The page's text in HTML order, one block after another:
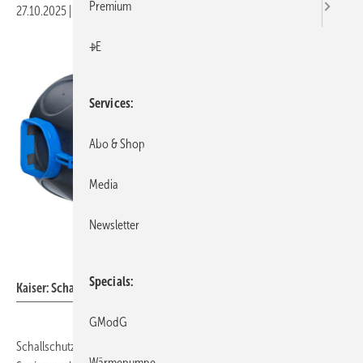
27.10.2025 Veröffentlicht in
Kaiser: Schallschutzdose für Mauerwerk.
Schallschutz ist ein essenzieller Bestandteil moderner Bau- und
Premium
+E
Services
Abo & Shop
Media
Newsletter
Specials
GModG